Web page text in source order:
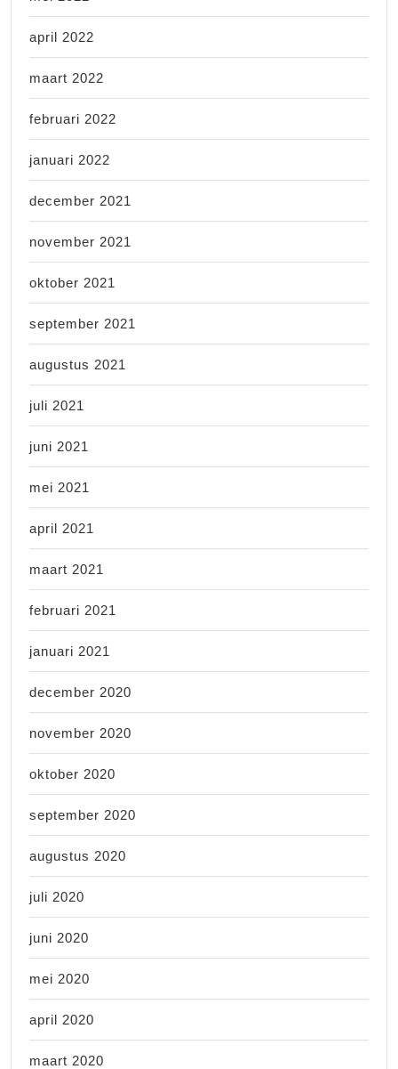
april 2022
maart 2022
februari 2022
januari 2022
december 2021
november 2021
oktober 2021
september 2021
augustus 2021
juli 2021
juni 2021
mei 2021
april 2021
maart 2021
februari 2021
januari 2021
december 2020
november 2020
oktober 2020
september 2020
augustus 2020
juli 2020
juni 2020
mei 2020
april 2020
maart 2020